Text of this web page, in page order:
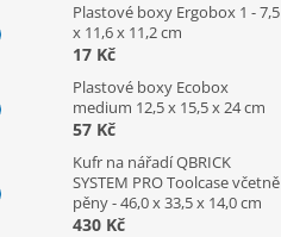
Plastové boxy Ergobox 1 - 7,5
x 11,6 x 11,2 cm
17 Kč
Plastové boxy Ecobox
medium 12,5 x 15,5 x 24 cm
57 Kč
Kufr na nářadí QBRICK
SYSTEM PRO Toolcase včetně
pěny - 46,0 x 33,5 x 14,0 cm
430 Kč